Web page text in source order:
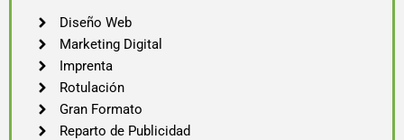
Diseño Web
Marketing Digital
Imprenta
Rotulación
Gran Formato
Reparto de Publicidad